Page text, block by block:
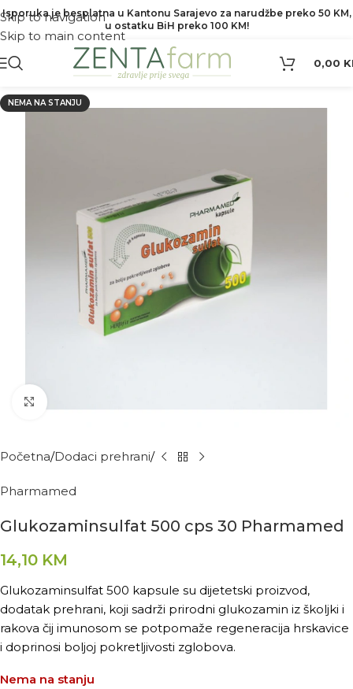
Skip to navigation
Skip to main content
Isporuka je besplatna u Kantonu Sarajevo za narudžbe preko 50 KM,
u ostatku BiH preko 100 KM!
0,00
NEMA NA STANJU
Kliknite za povećanje
Početna Dodaci prehrani
Pharmamed
Glukozaminsulfat 500 cps 30 Pharmamed
14,10 KM
Glukozaminsulfat 500 kapsule su dijetetski proizvod,
dodatak prehrani, koji sadrži prirodni glukozamin iz školjki i
rakova čij imunosom se potpomaže regeneracija hrskavice
i doprinosi boljoj pokretljivosti zglobova.
Nema na stanju